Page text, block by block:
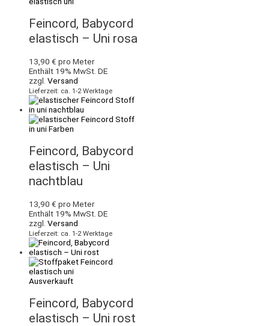
Feincord, Babycord
elastisch – Uni rosa
13,90 € pro Meter
Enthält 19% MwSt. DE
zzgl. Versand
Lieferzeit: ca. 1-2 Werktage
Feincord, Babycord
elastisch – Uni
nachtblau
13,90 € pro Meter
Enthält 19% MwSt. DE
zzgl. Versand
Lieferzeit: ca. 1-2 Werktage
Ausverkauft
Feincord, Babycord
elastisch – Uni rost